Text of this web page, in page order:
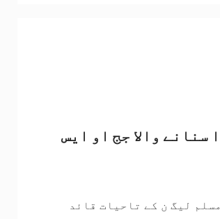
سنانے والا جج او ایس
لیگ ن کے تاحیات قائد